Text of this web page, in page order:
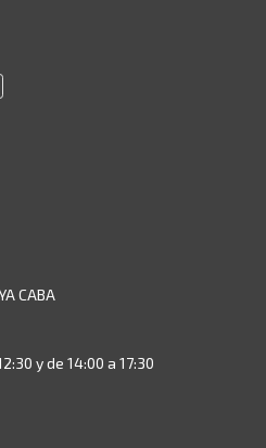
CABA
y de 14:00 a 17:30